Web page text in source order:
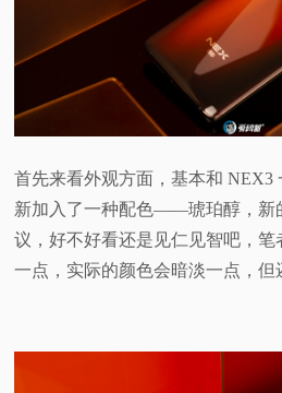
体
验
首先来看外观方面，基本和 NEX3
新加入了一种配色——琥珀醇，新
议，好不好看还是见仁见智吧，
一点，实际的颜色会暗淡一点，但